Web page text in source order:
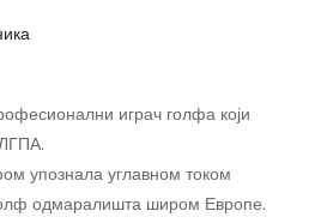
играч голфа који
упознала углавном током
одмаралишта широм Европе.